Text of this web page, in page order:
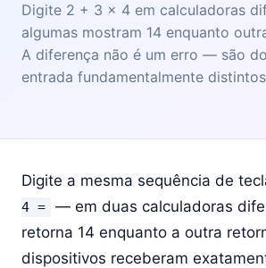
Digite 2 + 3 × 4 em calculadoras
algumas mostram 14 enquanto
A diferença não é um erro — são
entrada fundamentalmente
Digite a mesma sequência de
4 =
— em duas calculadoras
retorna 14 enquanto a outra
dispositivos receberam